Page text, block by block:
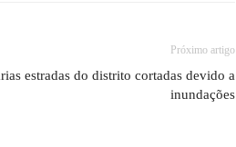
Próximo artigo
estradas do distrito cortadas devido a
inundações